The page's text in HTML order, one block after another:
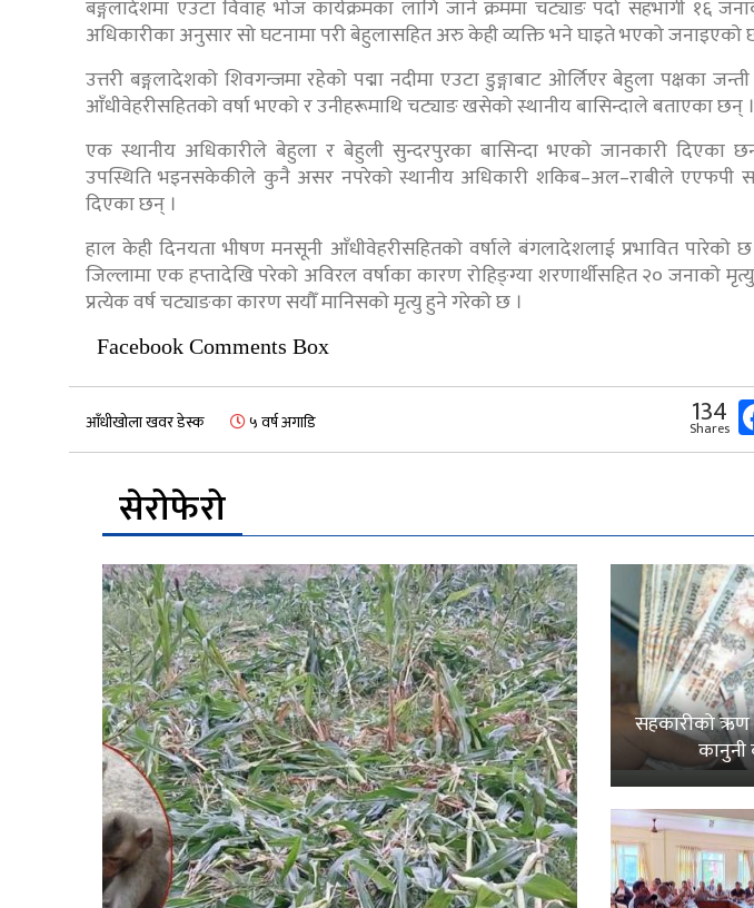
बङ्गलादेशमा एउटा विवाह भोज कार्यक्रमका लागि जाने क्रममा चट्याङ पर्दा सहभागी १६
अधिकारीका अनुसार सो घटनामा परी बेहुलासहित अरु केही व्यक्ति भने घाइते भएको जनाइएको
उत्तरी बङ्गलादेशको शिवगन्जमा रहेको पद्मा नदीमा एउटा डुङ्गाबाट ओर्लिएर बेहुला पक्षका
आँधीवेहरीसहितको वर्षा भएको र उनीहरूमाथि चट्याङ खसेको स्थानीय बासिन्दाले बताएका छन् ।
एक स्थानीय अधिकारीले बेहुला र बेहुली सुन्दरपुरका बासिन्दा भएको जानकारी दिएका
उपस्थिति भइनसकेकीले कुनै असर नपरेको स्थानीय अधिकारी शकिब–अल–राबीले एएफपी
दिएका छन् ।
हाल केही दिनयता भीषण मनसूनी आँधीवेहरीसहितको वर्षाले बंगलादेशलाई प्रभावित पारेको छ
जिल्लामा एक हप्तादेखि परेको अविरल वर्षाका कारण रोहिङ्ग्या शरणार्थीसहित २० जनाको
प्रत्येक वर्ष चट्याङका कारण सयौँ मानिसको मृत्यु हुने गरेको छ ।
Facebook Comments Box
आँधीखोला खवर डेस्क ५ वर्ष अगाडि 134
Shares
सेरोफेरो
सहकारीको
कानुनी